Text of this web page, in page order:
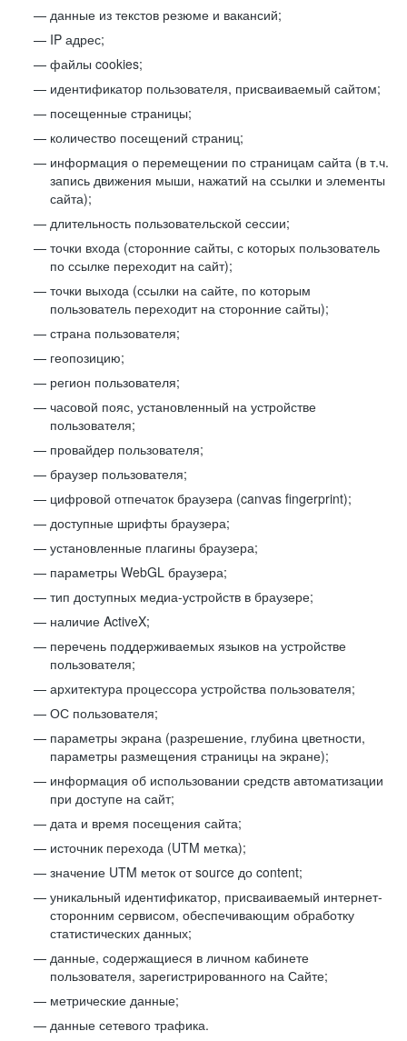
данные из текстов резюме и вакансий;
IP адрес;
файлы cookies;
идентификатор пользователя, присваиваемый сайтом;
посещенные страницы;
количество посещений страниц;
информация о перемещении по страницам сайта (в т.ч.
запись движения мыши, нажатий на ссылки и элементы
сайта);
длительность пользовательской сессии;
точки входа (сторонние сайты, с которых пользователь
по ссылке переходит на сайт);
точки выхода (ссылки на сайте, по которым
пользователь переходит на сторонние сайты);
страна пользователя;
геопозицию;
регион пользователя;
часовой пояс, установленный на устройстве
пользователя;
провайдер пользователя;
браузер пользователя;
цифровой отпечаток браузера (canvas fingerprint);
доступные шрифты браузера;
установленные плагины браузера;
параметры WebGL браузера;
тип доступных медиа-устройств в браузере;
наличие ActiveX;
перечень поддерживаемых языков на устройстве
пользователя;
архитектура процессора устройства пользователя;
ОС пользователя;
параметры экрана (разрешение, глубина цветности,
параметры размещения страницы на экране);
информация об использовании средств автоматизации
при доступе на сайт;
дата и время посещения сайта;
источник перехода (UTM метка);
значение UTM меток от source до content;
уникальный идентификатор, присваиваемый интернет-
сторонним сервисом, обеспечивающим обработку
статистических данных;
данные, содержащиеся в личном кабинете
пользователя, зарегистрированного на Сайте;
метрические данные;
данные сетевого трафика.